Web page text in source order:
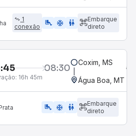
1
conexão
airline_seat_legroom_extra ac_unit wc
Embarque
direto
08:30
16h 45m
Coxim, MS
Água Boa, MT
airline_seat_legroom_extra ac_unit WC
Embarque
direto